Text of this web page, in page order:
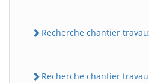
Recherche chantier
Recherche chantier